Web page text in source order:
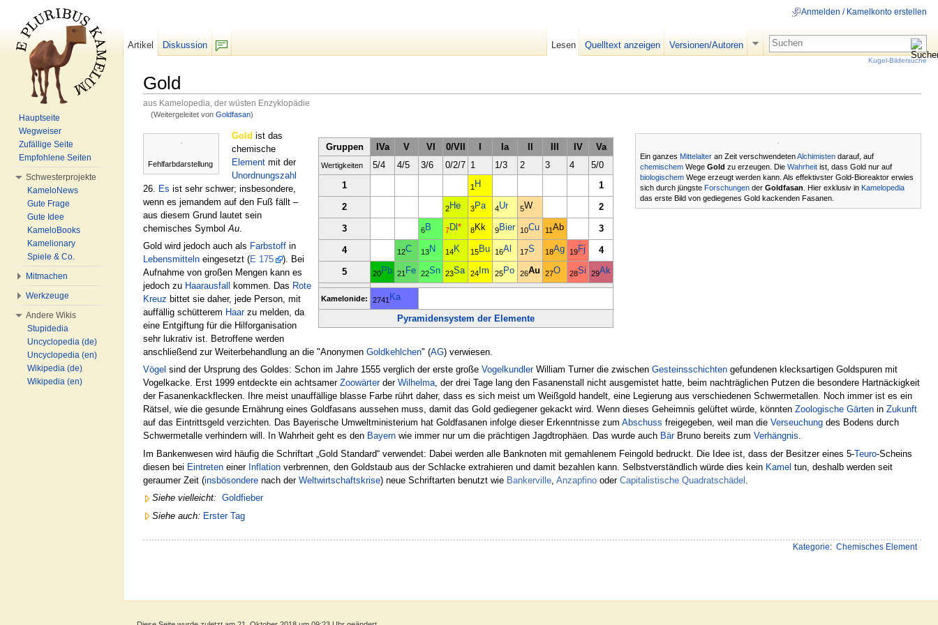
Gold
aus Kamelopedia, der wüsten Enzyklopädie
(Weitergeleitet von Goldfasan)
Ein ganzes Mittelalter an Zeit verschwendetenAlchimisten darauf, auf
chemischem Wege Gold zu erzeugen. Die Wahrheit ist, dass Gold nur auf
biologischem Wege erzeugt werden kann. Als effektivster Gold-Bioreaktor erwies
sich durch jüngste Forschungen der Goldfasan . Hier exklusiv in Kamelopedia
das erste Bild von gediegenes Gold kackenden Fasanen.
Fehlfarbdarstellung
Gruppen IVa V VI 0/VII Ia IV Va
Wertigkeiten 5/4 4/5 3/6 0/2/7 1 1/3 2 3 4
5/0
1
1 H 1
2 2He 3Pa 4Ur 5W 2
3 6B 7Dl* 8Kk 9Bier 10Cu 11Ab 3
4 12C 13N 14K 15Bu 16Al 17S 18Ag 19Fj 4
5 20Pb 21 Fe 22Sn 23Sa 24 Im 25Po 26Au 27O 28Si 29Ak
Kamelonide: 2741 Ka
Pyramidensystem der Elemente
Gold ist das
chemische
Elementmit der
Unordnungszahl
26. Es ist sehr schwer; insbesondere,
wenn es jemandem auf den Fuß fällt –
aus diesem Grund lautet sein
chemisches Symbol Au
Gold wird jedoch auch als Farbstoff in
Lebensmitteln eingesetzt (E 175
). Bei
Aufnahme von großen Mengen kann es
jedoch zu Haarausfall kommen. Das Rote
Kreuz bittet sie daher, jede Person, mit
auffällig schütterem Haarzu melden, da
eine Entgiftung für die Hilforganisation
sehr lukrativ ist. Betroffene werden
anschließend zur Weiterbehandlung an die "Anonymen Goldkehlchen" (AG) verwiesen.
Vögel sind der Ursprung des Goldes: Schon im Jahre 1555 verglich der erste große VogelkundlerWilliam Turner die zwischen Gesteinsschichten gefundenen klecksartigen Goldspuren mit
Vogelkacke. Erst 1999 entdeckte ein achtsamer Zoowärterder Wilhelma, der drei Tage lang den Fasanenstall nicht ausgemistet hatte, beim nachträglichen Putzen die besondere Hartnäckigkeit
der Fasanenkackflecken. Ihre meist unauffällige blasse Farbe rührt daher, dass es sich meist um Weißgold handelt, eine Legierung aus verschiedenen Schwermetallen. Noch immer ist es ein
Rätsel, wie die gesunde Ernährung eines Goldfasans aussehen muss, damit das Gold gediegener gekackt wird. Wenn dieses Geheimnis gelüftet würde, könnten Zoologische Gärten in Zukunft
auf das Eintrittsgeld verzichten. Das Bayerische Umweltministerium hat Goldfasanen infolge dieser Erkenntnisse zum Abschuss freigegeben, weil man die Verseuchung des Bodens durch
Schwermetalle verhindern will. In Wahrheit geht es den Bayern wie immer nur um die prächtigen Jagdtrophäen. Das wurde auch BärBruno bereits zum Verhängnis.
Im Bankenwesen wird häufig die Schriftart „Gold Standard“ verwendet: Dabei werden alle Banknoten mit gemahlenem Feingold bedruckt. Die Idee ist, dass der Besitzer eines 5-Teuro-Scheins
diesen bei Eintreten einer Inflation verbrennen, den Goldstaub aus der Schlacke extrahieren und damit bezahlen kann. Selbstverständlich würde dies kein Kamel tun, deshalb werden seit
geraumer Zeit (insbösondere nach der Weltwirtschaftskrise) neue Schriftarten benutzt wie Bankerville Anzapfino oder Capitalistische Quadratschädel
Siehe vielleicht: Goldfieber
Siehe auch: Erster Tag
Kategorie: Chemisches Element
Anmelden / Kamelkonto erstellen
Artikel
Diskussion
Lesen Quelltext anzeigen Versionen/Autoren
Kugel-Bildersuche
Hauptseite
Wegweiser
Zufällige Seite
Empfohlene Seiten
Schwesterprojekte
KameloNews
Gute Frage
Gute Idee
KameloBooks
Kamelionary
Spiele & Co.
Mitmachen
Werkzeuge
Andere Wikis
Stupidedia
Uncyclopedia (de)
Uncyclopedia (en)
Wikipedia (de)
Wikipedia (en)